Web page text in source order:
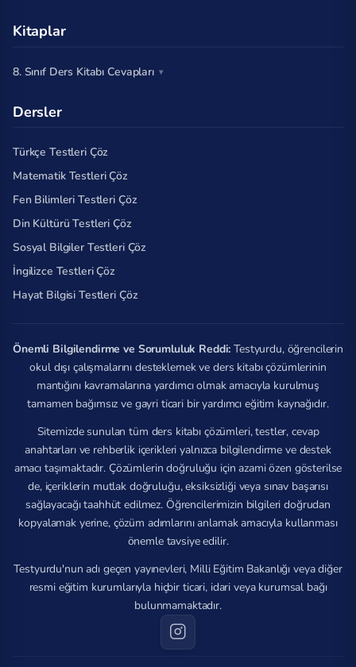
Kitaplar
8. Sınıf Ders Kitabı Cevapları
Dersler
Türkçe Testleri Çöz
Matematik Testleri Çöz
Fen Bilimleri Testleri Çöz
Din Kültürü Testleri Çöz
Sosyal Bilgiler Testleri Çöz
İngilizce Testleri Çöz
Hayat Bilgisi Testleri Çöz
Önemli Bilgilendirme ve Sorumluluk Reddi: Testyurdu, öğrencilerin
okul dışı çalışmalarını desteklemek ve ders kitabı çözümlerinin
mantığını kavramalarına yardımcı olmak amacıyla kurulmuş
tamamen bağımsız ve gayri ticari bir yardımcı eğitim kaynağıdır.
Sitemizde sunulan tüm ders kitabı çözümleri, testler, cevap
anahtarları ve rehberlik içerikleri yalnızca bilgilendirme ve destek
amacı taşımaktadır. Çözümlerin doğruluğu için azami özen gösterilse
de, içeriklerin mutlak doğruluğu, eksiksizliği veya sınav başarısı
sağlayacağı taahhüt edilmez. Öğrencilerimizin bilgileri doğrudan
kopyalamak yerine, çözüm adımlarını anlamak amacıyla kullanması
önemle tavsiye edilir.
Testyurdu'nun adı geçen yayınevleri, Milli Eğitim Bakanlığı veya diğer
resmi eğitim kurumlarıyla hiçbir ticari, idari veya kurumsal bağı
bulunmamaktadır.